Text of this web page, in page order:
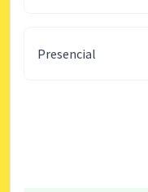
Presencial